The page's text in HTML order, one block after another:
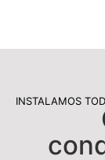
INSTALAMOS